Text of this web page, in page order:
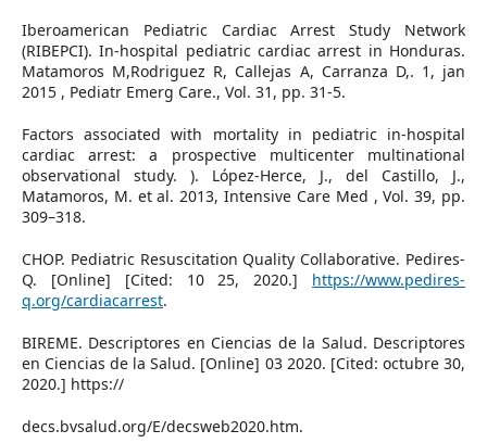
Iberoamerican Pediatric Cardiac Arrest Study Network
(RIBEPCI). In-hospital pediatric cardiac arrest in Honduras.
Matamoros M,Rodriguez R, Callejas A, Carranza D,. 1, jan
2015 , Pediatr Emerg Care., Vol. 31, pp. 31-5.
Factors associated with mortality in pediatric in-hospital
cardiac arrest: a prospective multicenter multinational
observational study. ). López-Herce, J., del Castillo, J.,
Matamoros, M. et al. 2013, Intensive Care Med , Vol. 39, pp.
309–318.
CHOP. Pediatric Resuscitation Quality Collaborative. Pedires-
Q. [Online] [Cited: 10 25, 2020.] https://www.pedires-
q.org/cardiacarrest.
BIREME. Descriptores en Ciencias de la Salud. Descriptores
en Ciencias de la Salud. [Online] 03 2020. [Cited: octubre 30,
2020.] https://
decs.bvsalud.org/E/decsweb2020.htm.